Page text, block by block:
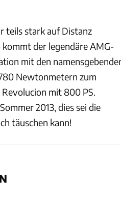
teils stark auf Distanz
kommt der legendäre AMG-
mit den
Newtonmetern zum
mit 800 PS.
2013, dies sei die
täuschen kann!